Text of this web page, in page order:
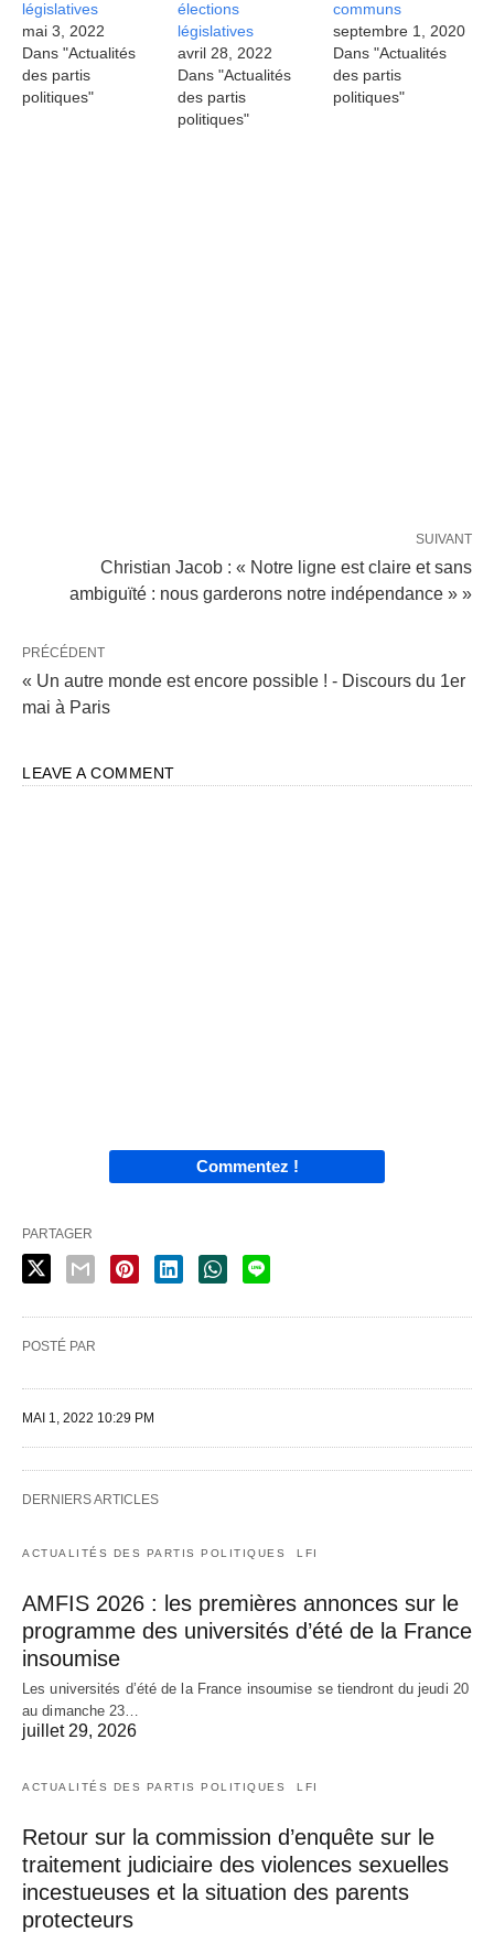
législatives
mai 3, 2022
Dans "Actualités
des partis
politiques"
élections
législatives
avril 28, 2022
Dans "Actualités
des partis
politiques"
communs
septembre 1, 2020
Dans "Actualités
des partis
politiques"
SUIVANT
Christian Jacob : « Notre ligne est claire et sans
ambiguïté : nous garderons notre indépendance » »
PRÉCÉDENT
« Un autre monde est encore possible ! - Discours du 1er
mai à Paris
LEAVE A COMMENT
Commentez !
PARTAGER
POSTÉ PAR
MAI 1, 2022 10:29 PM
DERNIERS ARTICLES
ACTUALITÉS DES PARTIS POLITIQUES LFI
AMFIS 2026 : les premières annonces sur le
programme des universités d’été de la France
insoumise
Les universités d’été de la France insoumise se tiendront du jeudi 20
au dimanche 23…
juillet 29, 2026
ACTUALITÉS DES PARTIS POLITIQUES LFI
Retour sur la commission d’enquête sur le
traitement judiciaire des violences sexuelles
incestueuses et la situation des parents
protecteurs